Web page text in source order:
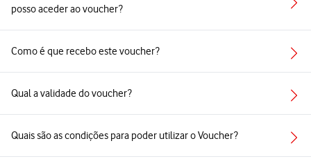
posso aceder ao voucher?
Como é que recebo este voucher?
Qual a validade do voucher?
Quais são as condições para poder utilizar o Voucher?